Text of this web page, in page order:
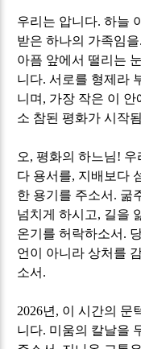
우리는 압니다.하늘
받은 하나의 가족임을.
아픔 앞에서 떨리는
니다.서로를 형제라
니며 , 가장 작은 이 안
소 참된 평화가 시작
오,평화의 하느님! 우
다 용서를, 지배보다
한 용기를 주소서 . 굶
넘치게 하시고, 길을
온기를 허락하소서 .
언이 아니라 상처를
소서 .
2026년 , 이 시간의 문
니다. 미움의 칼날을